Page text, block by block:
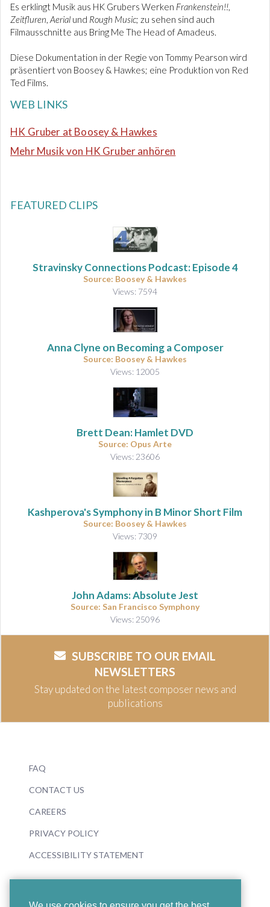
s
e
c
o
d
Es erklingt Musik aus HK Grubers Werken Frankenstein!!,
Zeitfluren, Aerial und Rough Music; zu sehen sind auch
Filmausschnitte aus Bring Me The Head of Amadeus.
Diese Dokumentation in der Regie von Tommy Pearson wird
präsentiert von Boosey & Hawkes; eine Produktion von Red
Ted Films.
WEB LINKS
HK Gruber at Boosey & Hawkes
Mehr Musik von HK Gruber anhören
FEATURED CLIPS
Stravinsky Connections Podcast: Episode 4
Source: Boosey & Hawkes
Views: 7594
Anna Clyne on Becoming a Composer
Source: Boosey & Hawkes
Views: 12005
Brett Dean: Hamlet DVD
Source: Opus Arte
Views: 23606
Kashperova's Symphony in B Minor Short Film
Source: Boosey & Hawkes
Views: 7309
John Adams: Absolute Jest
Source: San Francisco Symphony
Views: 25096
SUBSCRIBE TO OUR EMAIL
NEWSLETTERS
Stay updated on the latest composer news and
publications
FAQ
CONTACT US
CAREERS
PRIVACY POLICY
ACCESSIBILITY STATEMENT